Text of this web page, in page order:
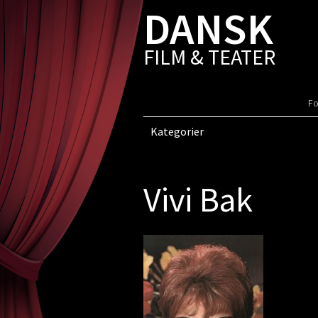
DANSK
FILM & TEATER
Kategorier
Vivi Bak